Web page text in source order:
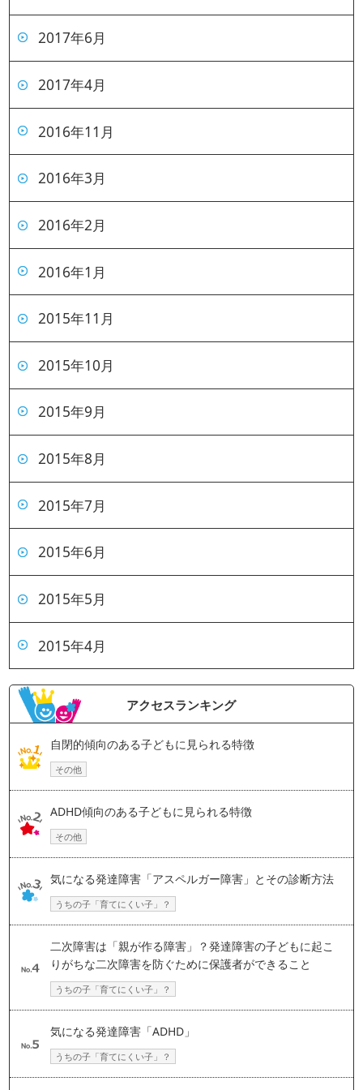
2017年6月
2017年4月
2016年11月
2016年3月
2016年2月
2016年1月
2015年11月
2015年10月
2015年9月
2015年8月
2015年7月
2015年6月
2015年5月
2015年4月
アクセスランキング
自閉的傾向のある子どもに見られる特徴
その他
ADHD傾向のある子どもに見られる特徴
その他
気になる発達障害「アスペルガー障害」とその診断方法
うちの子「育てにくい子」？
二次障害は「親が作る障害」？発達障害の子どもに起こ
りがちな二次障害を防ぐために保護者ができること
うちの子「育てにくい子」？
気になる発達障害「ADHD」
うちの子「育てにくい子」？